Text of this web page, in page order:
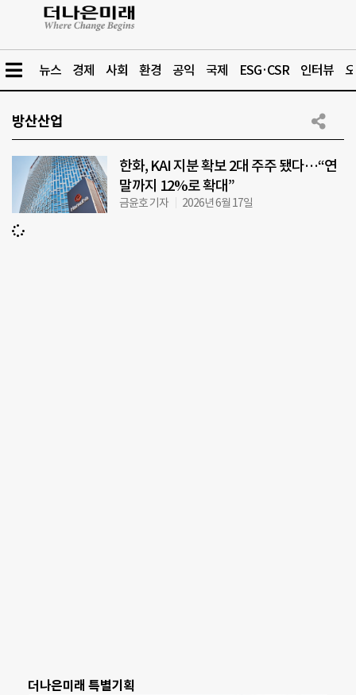
뉴스 경제 사회 환경 공익 국제 ESG·CSR 인터뷰
방산산업
한화, KAI 지분 확보 2대 주주 됐다…“연
말까지 12%로 확대”
금윤호 기자 2026년 6월 17일
더나은미래 특별기획